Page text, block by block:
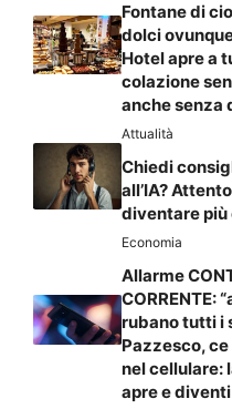
Fontane di
dolci
Hotel apre a
colazione
anche senza
Attualità
Chiedi
all’IA?
diventare più
Economia
Allarme
CORRENTE:
rubano tutti i
Pazzesco,
nel cellulare:
apre e